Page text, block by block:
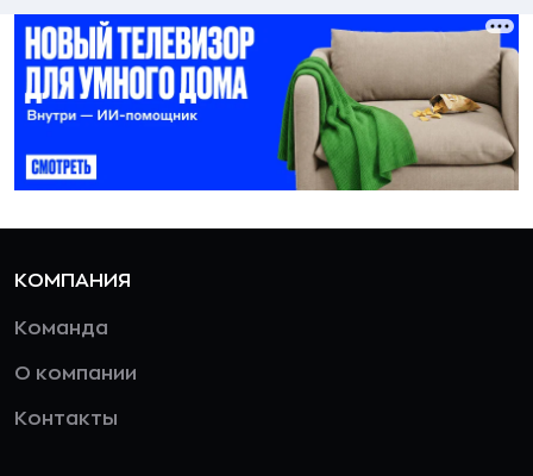
КОМПАНИЯ
Команда
О компании
Контакты